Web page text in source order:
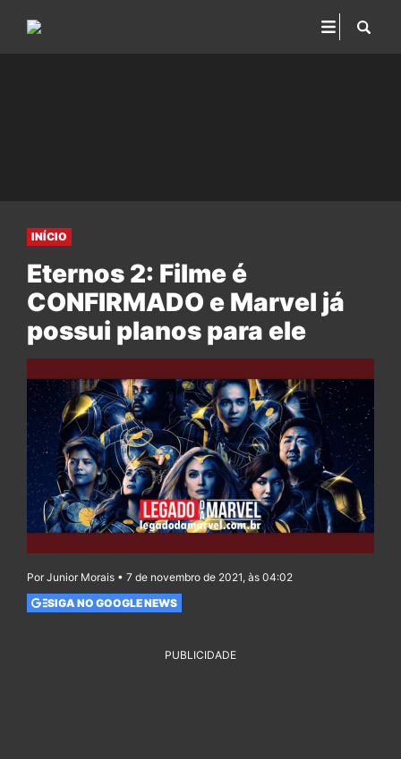
INÍCIO
Eternos 2: Filme é
CONFIRMADO e Marvel já
possui planos para ele
Por Junior Morais • 7 de novembro de 2021, às 04:02
SIGA NO GOOGLE NEWS
PUBLICIDADE